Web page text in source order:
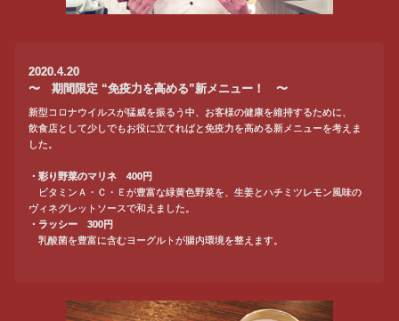
2020.4.20
〜 期間限定 “免疫力を高める”新メニュー！ 〜
新型コロナウイルスが猛威を振るう中、お客様の健康を維持するために、
飲食店として少しでもお役に立てればと免疫力を高める新メニューを考えま
した。
・彩り野菜のマリネ 400円
ビタミンＡ・Ｃ・Ｅが豊富な緑黄色野菜を、生姜とハチミツレモン風味の
ヴィネグレットソースで和えました。
・ラッシー 300円
乳酸菌を豊富に含むヨーグルトが腸内環境を整えます。